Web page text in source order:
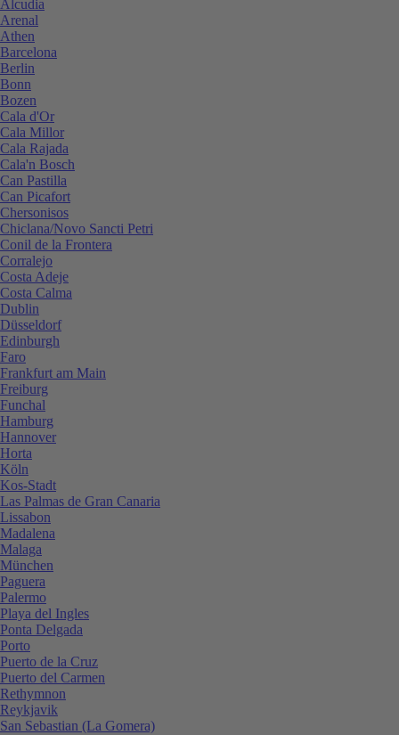
Alcudia
Arenal
Athen
Barcelona
Berlin
Bonn
Bozen
Cala d'Or
Cala Millor
Cala Rajada
Cala'n Bosch
Can Pastilla
Can Picafort
Chersonisos
Chiclana/Novo Sancti Petri
Conil de la Frontera
Corralejo
Costa Adeje
Costa Calma
Dublin
Düsseldorf
Edinburgh
Faro
Frankfurt am Main
Freiburg
Funchal
Hamburg
Hannover
Horta
Köln
Kos-Stadt
Las Palmas de Gran Canaria
Lissabon
Madalena
Malaga
München
Paguera
Palermo
Playa del Ingles
Ponta Delgada
Porto
Puerto de la Cruz
Puerto del Carmen
Rethymnon
Reykjavik
San Sebastian (La Gomera)